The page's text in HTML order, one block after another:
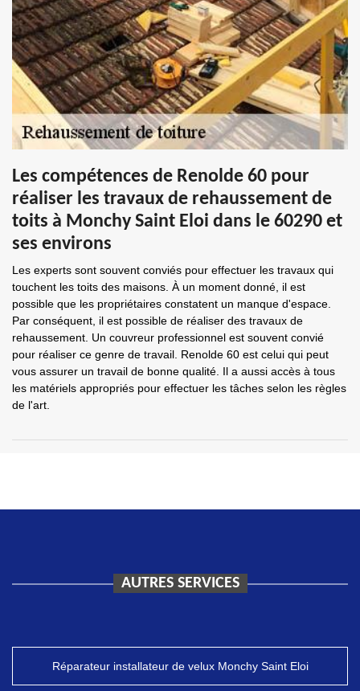
Les compétences de Renolde 60 pour
réaliser les travaux de rehaussement de
toits à Monchy Saint Eloi dans le 60290 et
ses environs
Les experts sont souvent conviés pour effectuer les travaux qui
touchent les toits des maisons. À un moment donné, il est
possible que les propriétaires constatent un manque d'espace.
Par conséquent, il est possible de réaliser des travaux de
rehaussement. Un couvreur professionnel est souvent convié
pour réaliser ce genre de travail. Renolde 60 est celui qui peut
vous assurer un travail de bonne qualité. Il a aussi accès à tous
les matériels appropriés pour effectuer les tâches selon les règles
de l'art.
AUTRES SERVICES
Réparateur installateur de velux Monchy Saint Eloi